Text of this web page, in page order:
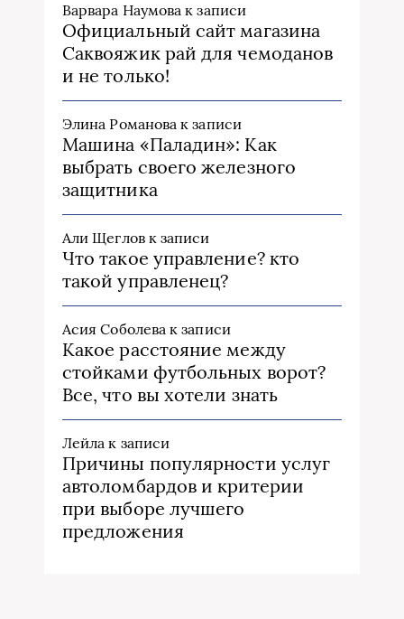
Варвара Наумова к записи
Официальный сайт магазина
Саквояжик рай для чемоданов
и не только!
Элина Романова к записи
Машина «Паладин»: Как
выбрать своего железного
защитника
Али Щегловк записи
Что такое управление? кто
такой управленец?
Асия Соболева к записи
Какое расстояние между
стойками футбольных ворот?
Все, что вы хотели знать
Лейла к записи
Причины популярности услуг
автоломбардов и критерии
при выборе лучшего
предложения